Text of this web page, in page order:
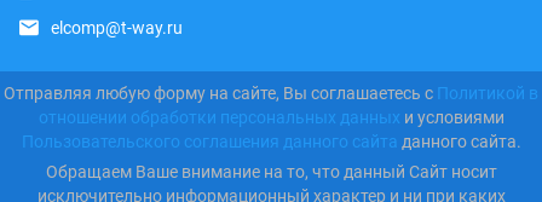
elcomp@t-way.ru
Отправляя любую форму на сайте, Вы соглашаетесь с Политикой в
отношении обработки персональных данных и условиями
Пользовательского соглашения данного сайта данного сайта.
Обращаем Ваше внимание на то, что данный Сайт носит
исключительно информационный характер и ни при каких